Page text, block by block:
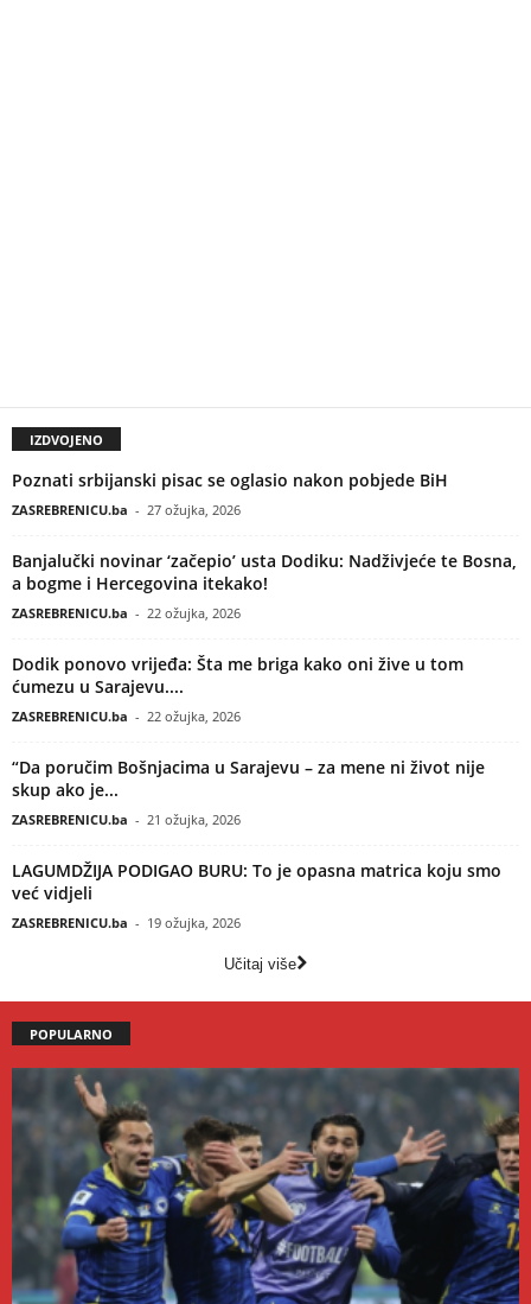
IZDVOJENO
Poznati srbijanski pisac se oglasio nakon pobjede BiH
ZASREBRENICU.ba - 27 ožujka, 2026
Banjalučki novinar ‘začepio’ usta Dodiku: Nadživjeće te Bosna,
a bogme i Hercegovina itekako!
ZASREBRENICU.ba - 22 ožujka, 2026
Dodik ponovo vrijeđa: Šta me briga kako oni žive u tom
ćumezu u Sarajevu....
ZASREBRENICU.ba - 22 ožujka, 2026
“Da poručim Bošnjacima u Sarajevu – za mene ni život nije
skup ako je...
ZASREBRENICU.ba - 21 ožujka, 2026
LAGUMDŽIJA PODIGAO BURU: To je opasna matrica koju smo
već vidjeli
ZASREBRENICU.ba - 19 ožujka, 2026
Učitaj više
POPULARNO